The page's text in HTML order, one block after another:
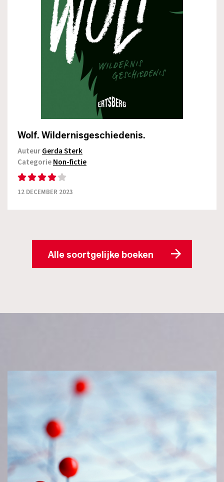
Wolf. Wildernisgeschiedenis.
AuteurGerda Sterk
CategorieNon-fictie
12 DECEMBER 2023
Alle soortgelijke boeken